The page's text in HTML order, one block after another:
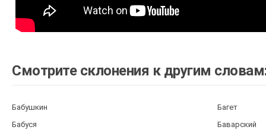
Смотрите склонения к другим
Бабушкин
Багет
Бабуся
Баварский